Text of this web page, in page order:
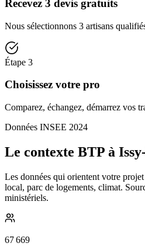
Recevez 3 devis gratuits
Nous sélectionnons 3 artisans
Étape 3
Choisissez votre pro
Comparez, échangez, démarrez vos
Données INSEE 2024
Le contexte BTP à
Les données qui orientent votre
local, parc de logements, climat.
ministériels.
67 669